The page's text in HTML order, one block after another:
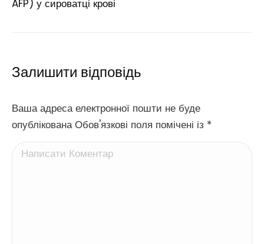
AFP) у сироватці крові
Залишити відповідь
Ваша адреса електронної пошти не буде
опублікована Обов'язкові поля помічені із *
Написати Коментар